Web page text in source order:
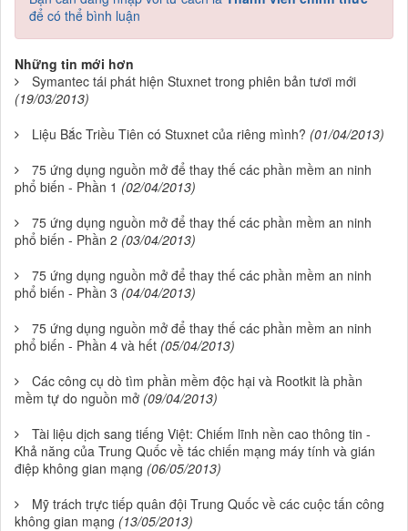
để có thể bình luận
Những tin mới hơn
Symantec tái phát hiện Stuxnet trong phiên bản tươi mới
(19/03/2013)
Liệu Bắc Triều Tiên có Stuxnet của riêng mình? (01/04/2013)
75 ứng dụng nguồn mở để thay thế các phần mềm an ninh
phổ biến - Phần 1 (02/04/2013)
75 ứng dụng nguồn mở để thay thế các phần mềm an ninh
phổ biến - Phần 2 (03/04/2013)
75 ứng dụng nguồn mở để thay thế các phần mềm an ninh
phổ biến - Phần 3 (04/04/2013)
75 ứng dụng nguồn mở để thay thế các phần mềm an ninh
phổ biến - Phần 4 và hết (05/04/2013)
Các công cụ dò tìm phần mềm độc hại và Rootkit là phần
mềm tự do nguồn mở (09/04/2013)
Tài liệu dịch sang tiếng Việt: Chiếm lĩnh nền cao thông tin -
Khả năng của Trung Quốc về tác chiến mạng máy tính và gián
điệp không gian mạng (06/05/2013)
Mỹ trách trực tiếp quân đội Trung Quốc về các cuộc tấn công
không gian mạng (13/05/2013)